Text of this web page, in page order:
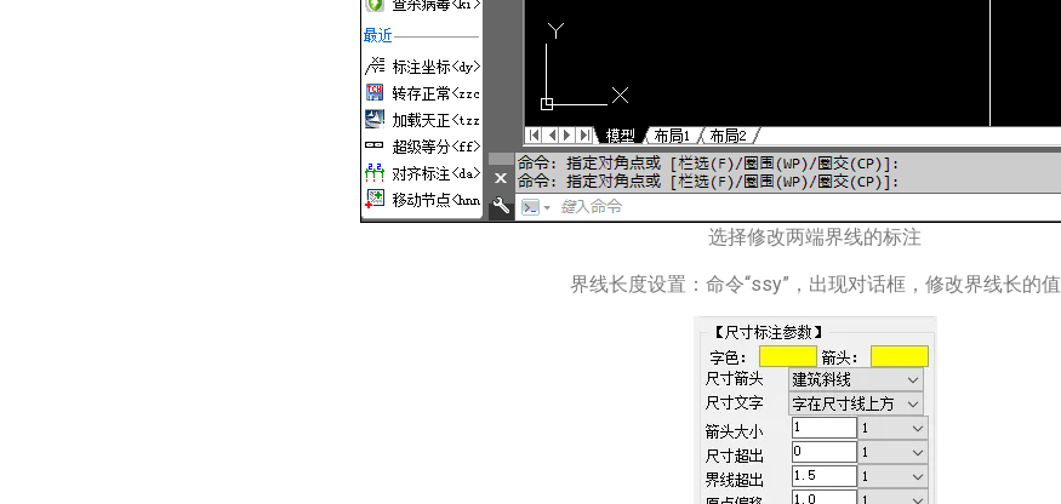
选择修改两端界线的标注
界线长度设置：命令“ssy”，出现对话框，修改界线长的值